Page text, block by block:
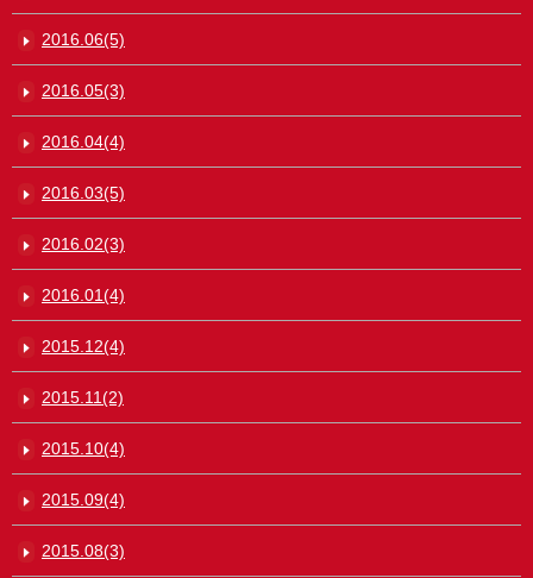
2016.06(5)
2016.05(3)
2016.04(4)
2016.03(5)
2016.02(3)
2016.01(4)
2015.12(4)
2015.11(2)
2015.10(4)
2015.09(4)
2015.08(3)